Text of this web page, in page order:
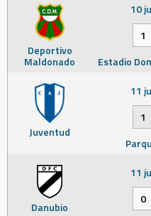
Deportivo
Maldonado
10
1
Estadio
Juventud
11
1
Danubio
11
0